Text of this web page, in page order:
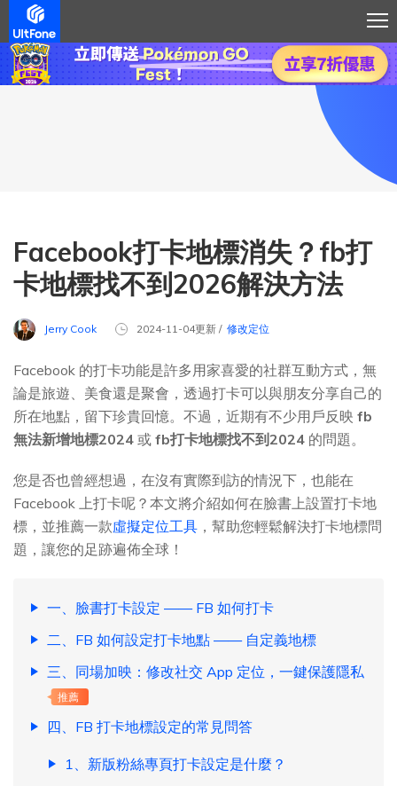
Facebook打卡地標消失？fb打
卡地標找不到2026解決方法
Jerry Cook 2024-11-04更新 / 修改定位
Facebook 的打卡功能是許多用家喜愛的社群互動方式，無
論是旅遊、美食還是聚會，透過打卡可以與朋友分享自己的
所在地點，留下珍貴回憶。不過，近期有不少用戶反映 fb
無法新增地標2024 或 fb打卡地標找不到2024 的問題。
您是否也曾經想過，在沒有實際到訪的情況下，也能在
Facebook 上打卡呢？本文將介紹如何在臉書上設置打卡地
標，並推薦一款虛擬定位工具 ，幫助您輕鬆解決打卡地標問
題，讓您的足跡遍佈全球！
一、臉書打卡設定 —— FB 如何打卡
二、FB 如何設定打卡地點 —— 自定義地標
三、同場加映：修改社交 App 定位，一鍵保護隱私
推薦
四、FB 打卡地標設定的常見問答
1、新版粉絲專頁打卡設定是什麼？